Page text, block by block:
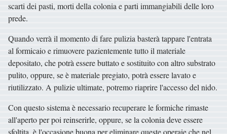
scarti dei pasti, morti della colonia e parti immangiabili delle loro
prede.
Quando verrà il momento di fare pulizia basterà tappare l'entrata
al formicaio e rimuovere pazientemente tutto il materiale
depositato, che potrà essere buttato e sostituito con altro substrato
pulito, oppure, se è materiale pregiato, potrà essere lavato e
riutilizzato. A pulizie ultimate, potremo riaprire l'accesso del nido.
Con questo sistema è necessario recuperare le formiche rimaste
all'aperto per poi reinserirle, oppure, se la colonia deve essere
sfoltita, è l'occasione buona per eliminare queste operaie che nel